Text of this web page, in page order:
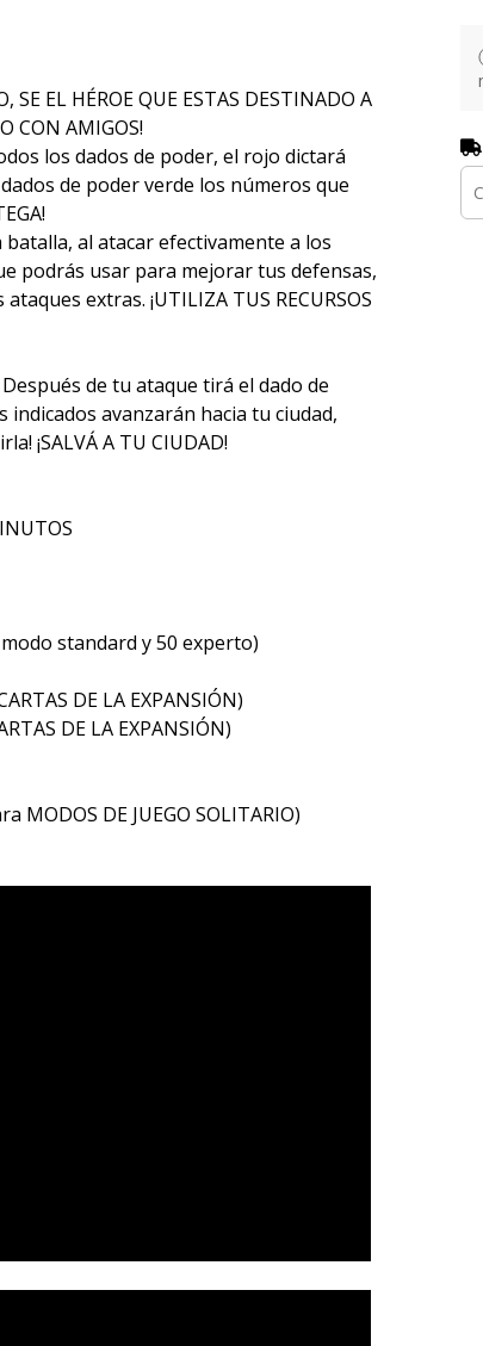
SE EL HÉROE QUE ESTAS DESTINADO A
CON AMIGOS!
los dados de poder, el rojo dictará
de poder verde los números que
batalla, al atacar efectivamente a los
podrás usar para mejorar tus defensas,
extras. ¡UTILIZA TUS RECURSOS
de tu ataque tirá el dado de
avanzarán hacia tu ciudad,
¡SALVÁ A TU CIUDAD!
modo standard y 50 experto)
DE LA EXPANSIÓN)
DE LA EXPANSIÓN)
MODOS DE JUEGO SOLITARIO)